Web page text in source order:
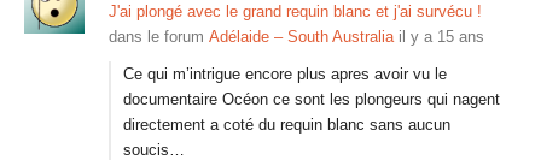
J'ai plongé avec le grand requin blanc et j'ai survécu !
dans le forum Adélaide – South Australia il y a 15 ans
Ce qui m’intrigue encore plus apres avoir vu le
documentaire Océon ce sont les plongeurs qui nagent
directement a coté du requin blanc sans aucun
soucis…